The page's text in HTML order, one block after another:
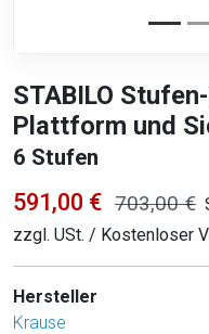
STABILO
Plattform und
6 Stufen
591,00 € 703,00 €
zzgl. USt. / Kostenloser
Hersteller
Krause